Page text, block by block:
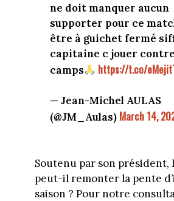
ne doit manquer aucun
supporter pour ce
être à guichet fermé
capitaine c jouer
camps
https://t.co/
— Jean-Michel AULAS
(@JM_Aulas) March 14,
Soutenu par son président,
peut-il remonter la pente
saison ? Pour notre